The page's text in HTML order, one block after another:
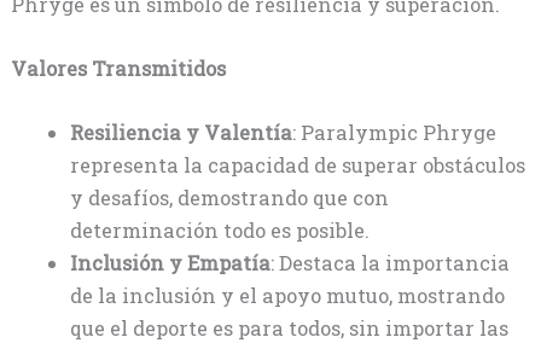
Valores Transmitidos
Resiliencia y Valentía: Paralympic Phryge
representa la capacidad de superar obstáculos
y desafíos, demostrando que con
determinación todo es posible.
Inclusión y Empatía: Destaca la importancia
de la inclusión y el apoyo mutuo, mostrando
que el deporte es para todos, sin importar las